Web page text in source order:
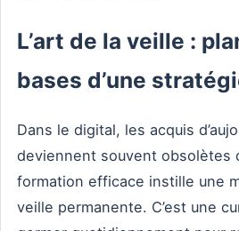
L’art de la veille :
bases d’une
Dans le digital, les acquis
deviennent souvent obsolètes
formation efficace instille une
veille permanente. C’est une